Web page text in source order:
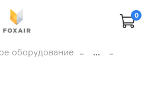
0
оборудование
...